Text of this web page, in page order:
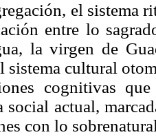
el sistema
entre lo
la virgen de
sistema cultural
cognitivas
social actual,
con lo